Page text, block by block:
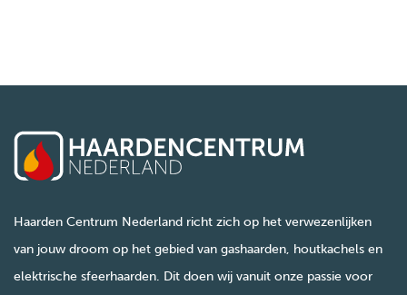
Haarden Centrum Nederland richt zich op het verwezenlijken
van jouw droom op het gebied van gashaarden, houtkachels en
elektrische sfeerhaarden. Dit doen wij vanuit onze passie voor